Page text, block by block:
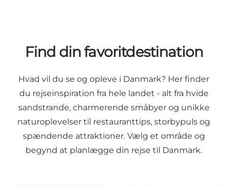
Find din favoritdestination
Hvad vil du se og opleve i Danmark? Her finder
du rejseinspiration fra hele landet - alt fra hvide
sandstrande, charmerende småbyer og unikke
naturoplevelser til restauranttips, storbypuls og
spændende attraktioner. Vælg et område og
begynd at planlægge din rejse til Danmark.